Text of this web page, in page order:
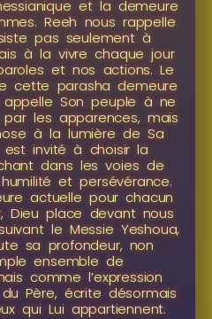
et la demeure
Reeh nous rappelle
pas seulement à
à la vivre chaque jour
et nos actions. Le
cette parasha demeure
Son peuple à ne
les apparences, mais
à la lumière de Sa
est invité à choisir la
dans les voies de
et persévérance.
actuelle pour chacun
Dieu place devant nous
le Messie Yeshoua,
sa profondeur, non
ensemble de
comme l’expression
Père, écrite désormais
qui Lui appartiennent.